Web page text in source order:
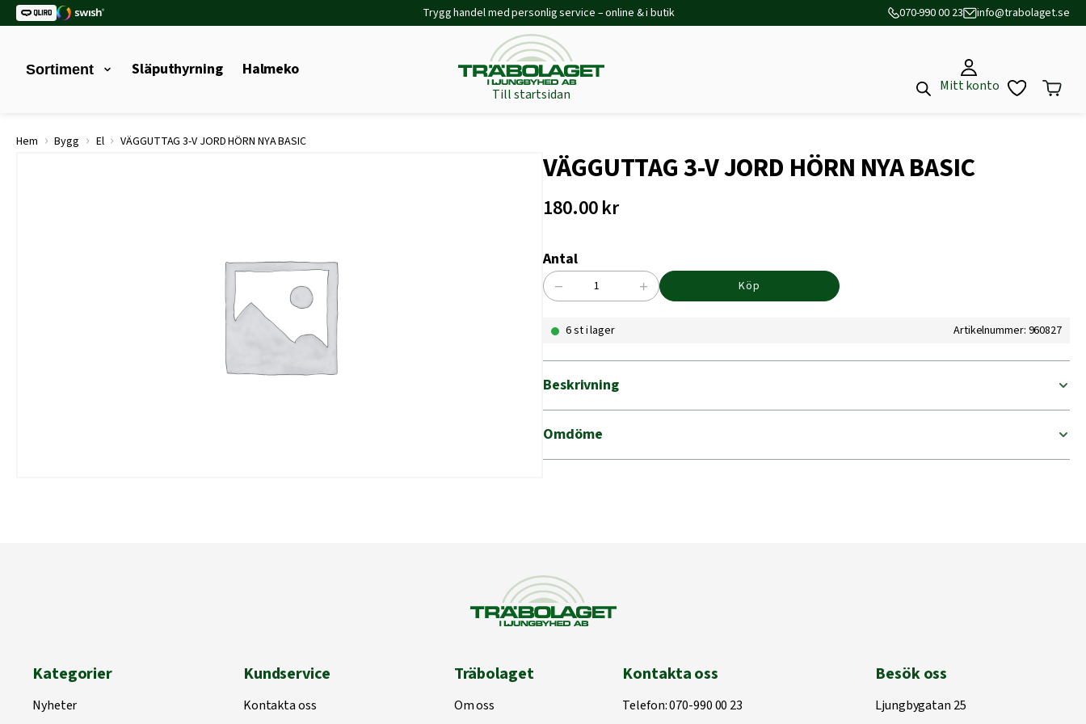
Trygg handel med personlig service – online & i butik 070-990 00 23 info@trabolaget.se
Sortiment Släputhyrning Halmeko
Till startsidan
Mitt konto
Hem › Bygg › El › VÄGGUTTAG 3-V JORD HÖRN NYA BASIC
VÄGGUTTAG 3-V JORD HÖRN NYA BASIC
180.00kr
Antal
VÄGGUTTAG
HÖRN
NYA
BASIC
mängd
− + Köp
6 st i lager Artikelnummer: 960827
Beskrivning
Omdöme
Kategorier
Nyheter
Kundservice
Kontakta oss
Träbolaget
Om oss
Kontakta oss
Telefon:070-990 00 23
Besök oss
Ljungbygatan 25